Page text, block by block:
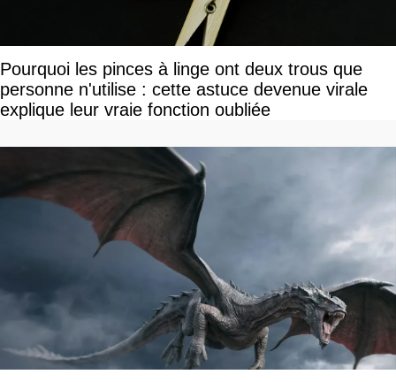
Pourquoi les pinces à linge ont deux trous que
personne n'utilise : cette astuce devenue virale
explique leur vraie fonction oubliée